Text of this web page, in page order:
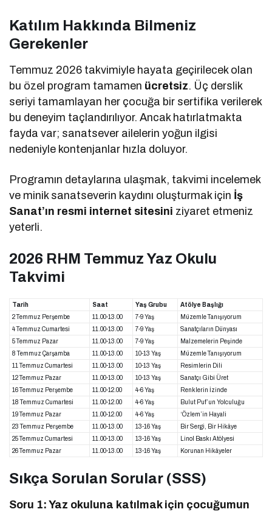
Katılım Hakkında Bilmeniz
Gerekenler
Temmuz 2026 takvimiyle hayata geçirilecek olan
bu özel program tamamen ücretsiz. Üç derslik
seriyi tamamlayan her çocuğa bir sertifika verilerek
bu deneyim taçlandırılıyor. Ancak hatırlatmakta
fayda var; sanatsever ailelerin yoğun ilgisi
nedeniyle kontenjanlar hızla doluyor.
Programın detaylarına ulaşmak, takvimi incelemek
ve minik sanatseverin kaydını oluşturmak için İş
Sanat’ın resmi internet sitesini ziyaret etmeniz
yeterli.
2026 RHM Temmuz Yaz Okulu
Takvimi
Tarih Saat Yaş Grubu
Atölye Başlığı
2 Temmuz Perşembe
11.00-13.00 7-9 Yaş
Müzemle Tanışıyorum
4 Temmuz Cumartesi
11.00-13.00 7-9 Yaş
Sanatçıların Dünyası
5 Temmuz Pazar
11.00-13.00 7-9 Yaş
Malzemelerin Peşinde
8 Temmuz Çarşamba
11.00-13.00 10-13 Yaş
Müzemle Tanışıyorum
11 Temmuz Cumartesi
11.00-13.00 10-13 Yaş
Resimlerin Dili
12 Temmuz Pazar
11.00-13.00 10-13 Yaş
Sanatçı Gibi Üret
16 Temmuz Perşembe
11.00-12.00 4-6 Yaş
Renklerin İzinde
18 Temmuz Cumartesi
11.00-12.00 4-6 Yaş
Bulut Puf’un Yolculuğu
19 Temmuz Pazar
11.00-12.00 4-6 Yaş
‘Özlem’in Hayali
23 Temmuz Perşembe
11.00-13.00 13-16 Yaş
Bir Sergi, Bir Hikâye
25 Temmuz Cumartesi
11.00-13.00 13-16 Yaş
Linol Baskı Atölyesi
26 Temmuz Pazar
11.00-13.00 13-16 Yaş Korunan Hikâyeler
Sıkça Sorulan Sorular (SSS)
Soru 1: Yaz okuluna katılmak için çocuğumun